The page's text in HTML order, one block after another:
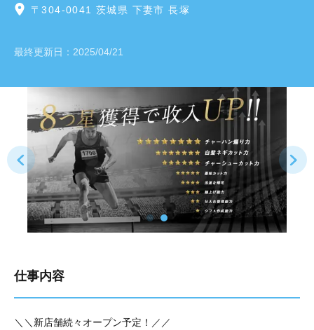
〒304-0041 茨城県 下妻市 長塚
最終更新日： 2025/04/21
仕事内容
＼＼新店舗続々オープン予定！／／